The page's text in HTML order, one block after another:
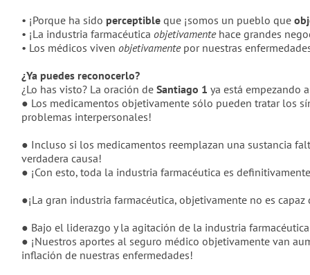
• ¡Porque ha sido perceptible que ¡somos un pueblo que
• ¡La industria farmacéutica objetivamentehace grandes
• Los médicos viven objetivamentepor nuestras
¿Ya puedes reconocerlo?
¿Lo has visto? La oración de Santiago 1 ya está empezando
● Los medicamentos objetivamente sólo pueden tratar los
problemas interpersonales!
● Incluso si los medicamentos reemplazan una sustancia
verdadera causa!
● ¡Con esto, toda la industria farmacéutica es
●¡La gran industria farmacéutica, objetivamente no es
● Bajo el liderazgo y la agitación de la industria
● ¡Nuestros aportes al seguro médico objetivamente van
inflación de nuestras enfermedades!